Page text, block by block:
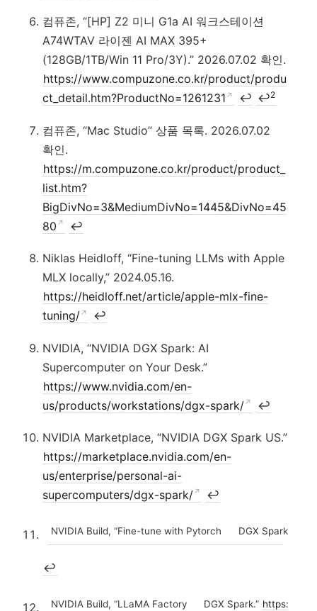
컴퓨존, “[HP] Z2 미니 G1a AI 워크스테이션
A74WTAV 라이젠 AI MAX 395+
(128GB/1TB/Win 11 Pro/3Y).” 2026.07.02 확인.
https://www.compuzone.co.kr/product/produ
ct_detail.htm?ProductNo=1261231
↩ ↩2
컴퓨존, “Mac Studio” 상품 목록. 2026.07.02
확인.
https://m.compuzone.co.kr/product/product_
list.htm?
BigDivNo=3&MediumDivNo=1445&DivNo=45
80
↩
Niklas Heidloff, “Fine-tuning LLMs with Apple
MLX locally,” 2024.05.16.
https://heidloff.net/article/apple-mlx-fine-
tuning/
↩
NVIDIA, “NVIDIA DGX Spark: AI
Supercomputer on Your Desk.”
https://www.nvidia.com/en-
us/products/workstations/dgx-spark/
↩
NVIDIA Marketplace, “NVIDIA DGX Spark US.”
https://marketplace.nvidia.com/en-
us/enterprise/personal-ai-
supercomputers/dgx-spark/
↩
NVIDIA Build, “Fine-tune with Pytorch DGX Spark.”
↩
NVIDIA Build, “LLaMA Factory DGX Spark.” https://